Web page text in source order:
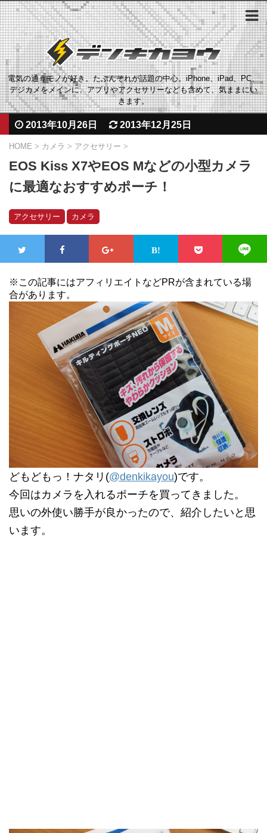
電気の通うモノが好き。たぶんそれが話題の中心。iPhone、iPad、PC、
デジカメをメインに、アプリやアクセサリーなども含めて、気ままにい
きます。
2013年10月26日 2013年12月25日
HOME > カメラ > アクセサリー >
EOS Kiss X7やEOS Mなどの小型カメラ
に最適なおすすめポーチ！
アクセサリー カメラ
※この記事にはアフィリエイトなどPRが含まれている場
合があります。
どもどもっ！ナタリ(@denkikayou)です。
今回はカメラを入れるポーチを買ってきました。
思いの外使い勝手が良かったので、紹介したいと思
います。